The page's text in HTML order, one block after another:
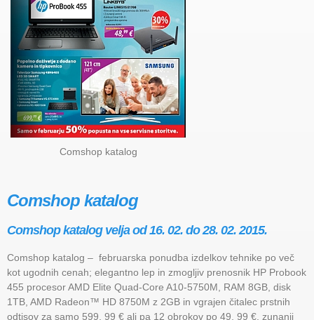
Comshop katalog
Comshop katalog
Comshop katalog velja od 16. 02. do 28. 02. 2015.
Comshop katalog – februarska ponudba izdelkov tehnike po več
kot ugodnih cenah; elegantno lep in zmogljiv prenosnik HP Probook
455 procesor AMD Elite Quad-Core A10-5750M, RAM 8GB, disk
1TB, AMD Radeon™ HD 8750M z 2GB in vgrajen čitalec prstnih
odtisov za samo 599, 99 € ali pa 12 obrokov po 49, 99 €, zunanji